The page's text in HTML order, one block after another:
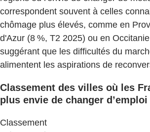
correspondent souvent à celles
chômage plus élevés, comme en
d'Azur (8 %, T2 2025) ou en
suggérant que les difficultés du
alimentent les aspirations de
Classement des villes où les
plus envie de changer d’emploi
​Classement